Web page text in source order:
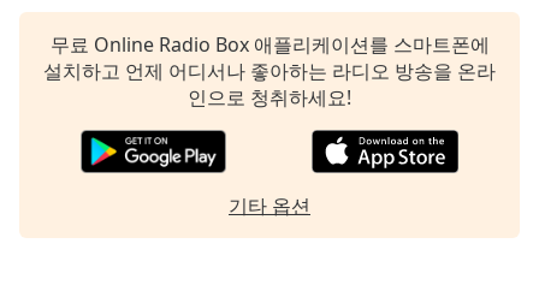
dialog
window.
Escape
무료 Online Radio Box 애플리케이션를 스마트폰에
설치하고 언제 어디서나 좋아하는 라디오 방송을 온라
인으로 청취하세요!
기타 옵션